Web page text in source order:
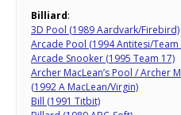
Billiard:
3D Pool (1989 Aardvark/Firebird)
Arcade Pool (1994 Antitesi/Team
Arcade Snooker (1995 Team 17)
Archer MacLean’s Pool / Archer
(1992 A MacLean/Virgin)
Bill (1991 Titbit)